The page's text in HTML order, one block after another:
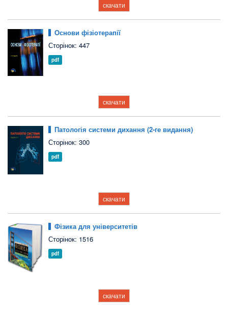
скачати
Основи фізіотерапії
Сторінок: 447
pdf
скачати
Патологія системи дихання (2-ге видання)
Сторінок: 300
pdf
скачати
Фізика для університетів
Сторінок: 1516
pdf
скачати